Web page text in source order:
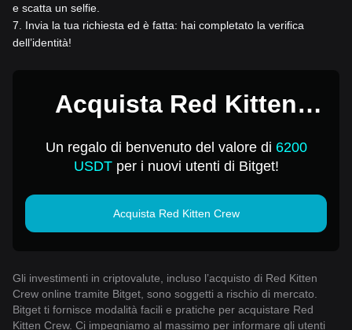
e scatta un selfie.
7
Invia la tua richiesta ed è fatta: hai completato la verifica
dell’identità!
Acquista Red Kitten
Un regalo di benvenuto del valore di 6200
USDTper i nuovi utenti di Bitget!
Acquista Red Kitten Crew
Gli investimenti in criptovalute, incluso l’acquisto di Red Kitten
Crew online tramite Bitget, sono soggetti a rischio di mercato.
Bitget ti fornisce modalità facili e pratiche per acquistare Red
Kitten Crew. Ci impegniamo al massimo per informare gli utenti